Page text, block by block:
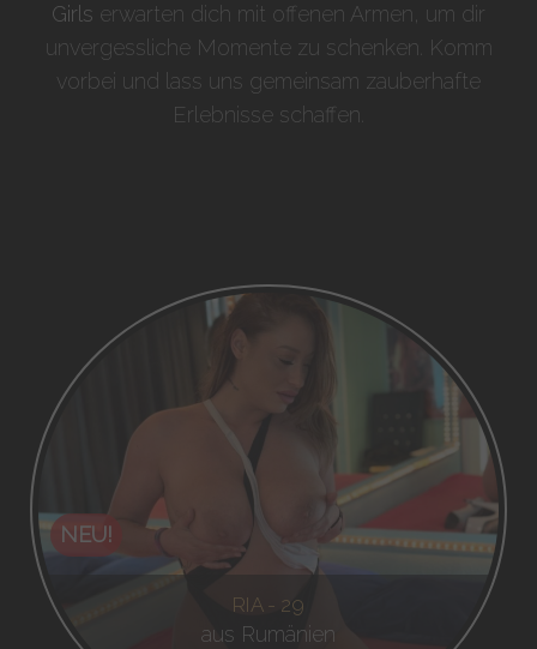
Girls erwarten dich mit offenen Armen, um dir
unvergessliche Momente zu schenken. Komm
vorbei und lass uns gemeinsam zauberhafte
Erlebnisse schaffen.
NEU!
RIA - 29
aus Rumänien